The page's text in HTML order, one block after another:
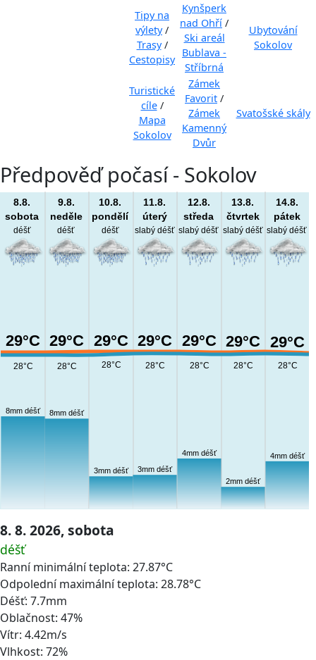
Tipy na
výlety/
Trasy/
Cestopisy
Kynšperk
nad Ohří /
Ski areál
Bublava -
Stříbrná
Ubytování
Sokolov
Turistické
cíle/
Mapa
Sokolov
Zámek
Favorit /
Zámek
Kamenný
Dvůr
Svatošské skály
Předpověď počasí - Sokolov
29°C
28°C
8mm déšť
8.8.
sobota
déšť
29°C
28°C
8mm déšť
9.8.
neděle
déšť
29°C
28°C
3mm déšť
10.8.
pondělí
déšť
29°C
28°C
3mm déšť
11.8.
úterý
slabý déšť
29°C
28°C
4mm déšť
12.8.
středa
slabý déšť
29°C
28°C
2mm déšť
13.8.
čtvrtek
slabý déšť
29°C
28°C
4mm déšť
14.8.
pátek
slabý déšť
8. 8. 2026, sobota
déšť
Ranní minimální teplota: 27.87°C
Odpolední maximální teplota: 28.78°C
Déšť: 7.7mm
Oblačnost: 47%
Vítr: 4.42m/s
Vlhkost: 72%